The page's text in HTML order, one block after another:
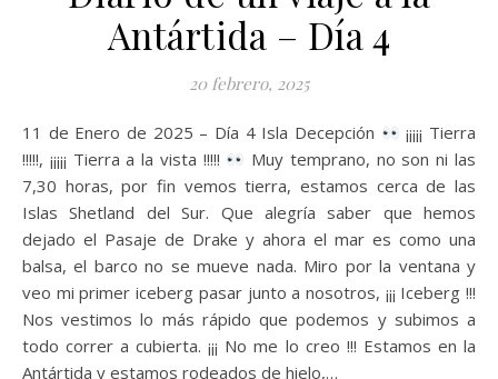
Antártida – Día 4
20 febrero, 2025
11 de Enero de 2025 – Día 4 Isla Decepción
¡¡¡¡¡ Tierra
!!!!!, ¡¡¡¡¡ Tierra a la vista !!!!!
Muy temprano, no son ni las
7,30 horas, por fin vemos tierra, estamos cerca de las
Islas Shetland del Sur. Que alegría saber que hemos
dejado el Pasaje de Drake y ahora el mar es como una
balsa, el barco no se mueve nada. Miro por la ventana y
veo mi primer iceberg pasar junto a nosotros, ¡¡¡ Iceberg !!!
Nos vestimos lo más rápido que podemos y subimos a
todo correr a cubierta. ¡¡¡ No me lo creo !!! Estamos en la
Antártida y estamos rodeados de hielo,…